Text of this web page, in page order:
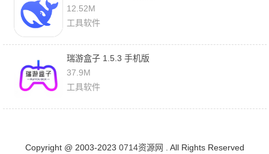
12.52M
工具软件
瑞游盒子 1.5.3 手机版
37.9M
工具软件
Copyright @ 2003-2023 0714资源网 . All Rights Reserved